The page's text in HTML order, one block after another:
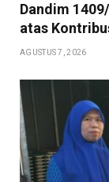
Dandim
atas
AGUSTUS 7, 2026